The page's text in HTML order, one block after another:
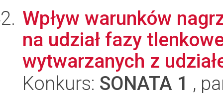
Wpływ warunków
na udział fazy
wytwarzanych z
Konkurs: SONATA 1 ,